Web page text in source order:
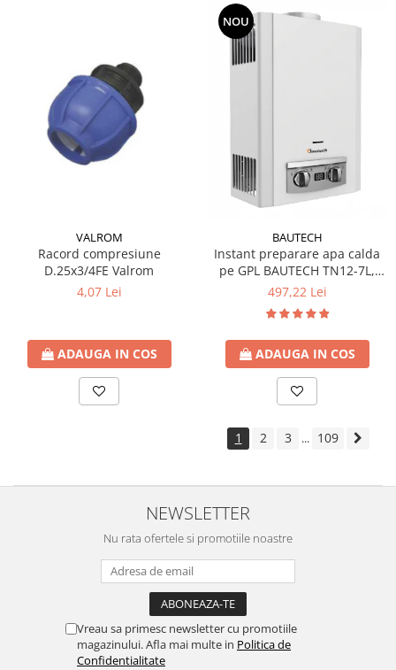
VALROM
Racord compresiune
D.25x3/4FE Valrom
4,07 Lei
ADAUGA IN COS
NOU
BAUTECH
Instant preparare apa calda
pe GPL BAUTECH TN12-7L,
tiraj natural
497,22 Lei
ADAUGA IN COS
1 2 3 ... 109
NEWSLETTER
Nu rata ofertele si promotiile noastre
Vreau sa primesc newsletter cu promotiile
magazinului. Afla mai multe in Politica de
Confidentialitate